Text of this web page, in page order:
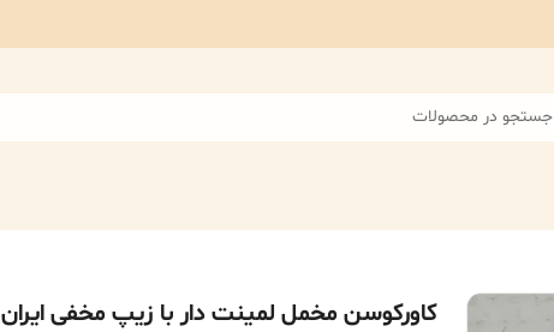
جستجو در محصولات
کاورکوسن مخمل لمینت دار با زیپ مخفی ایران